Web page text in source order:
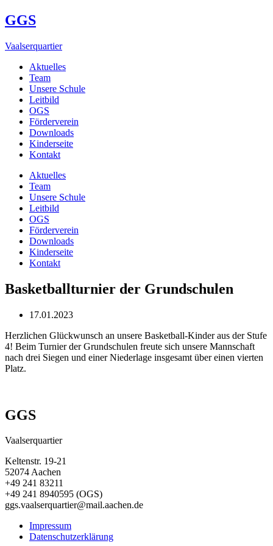
GGS
Vaalserquartier
Aktuelles
Team
Unsere Schule
Leitbild
OGS
Förderverein
Downloads
Kinderseite
Kontakt
Aktuelles
Team
Unsere Schule
Leitbild
OGS
Förderverein
Downloads
Kinderseite
Kontakt
Basketballturnier der Grundschulen
17.01.2023
Herzlichen Glückwunsch an unsere Basketball-Kinder aus der Stufe
4! Beim Turnier der Grundschulen freute sich unsere Mannschaft
nach drei Siegen und einer Niederlage insgesamt über einen vierten
Platz.
GGS
Vaalserquartier
Keltenstr. 19-21
52074 Aachen
+49 241 83211
+49 241 8940595 (OGS)
ggs.vaalserquartier@mail.aachen.de
Impressum
Datenschutzerklärung